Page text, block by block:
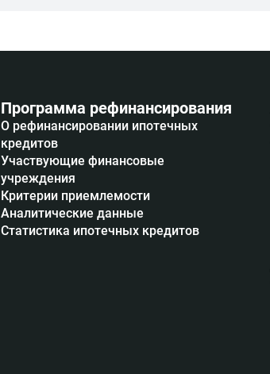
Программа рефинансирования
О рефинансировании ипотечных
кредитов
Участвующие финансовые
учреждения
Критерии приемлемости
Аналитические данные
Статистика ипотечных кредитов